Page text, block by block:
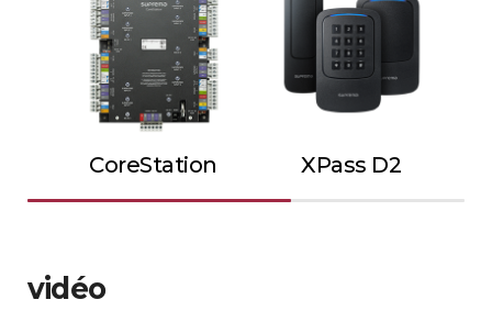
CoreStation XPass D2
vidéo